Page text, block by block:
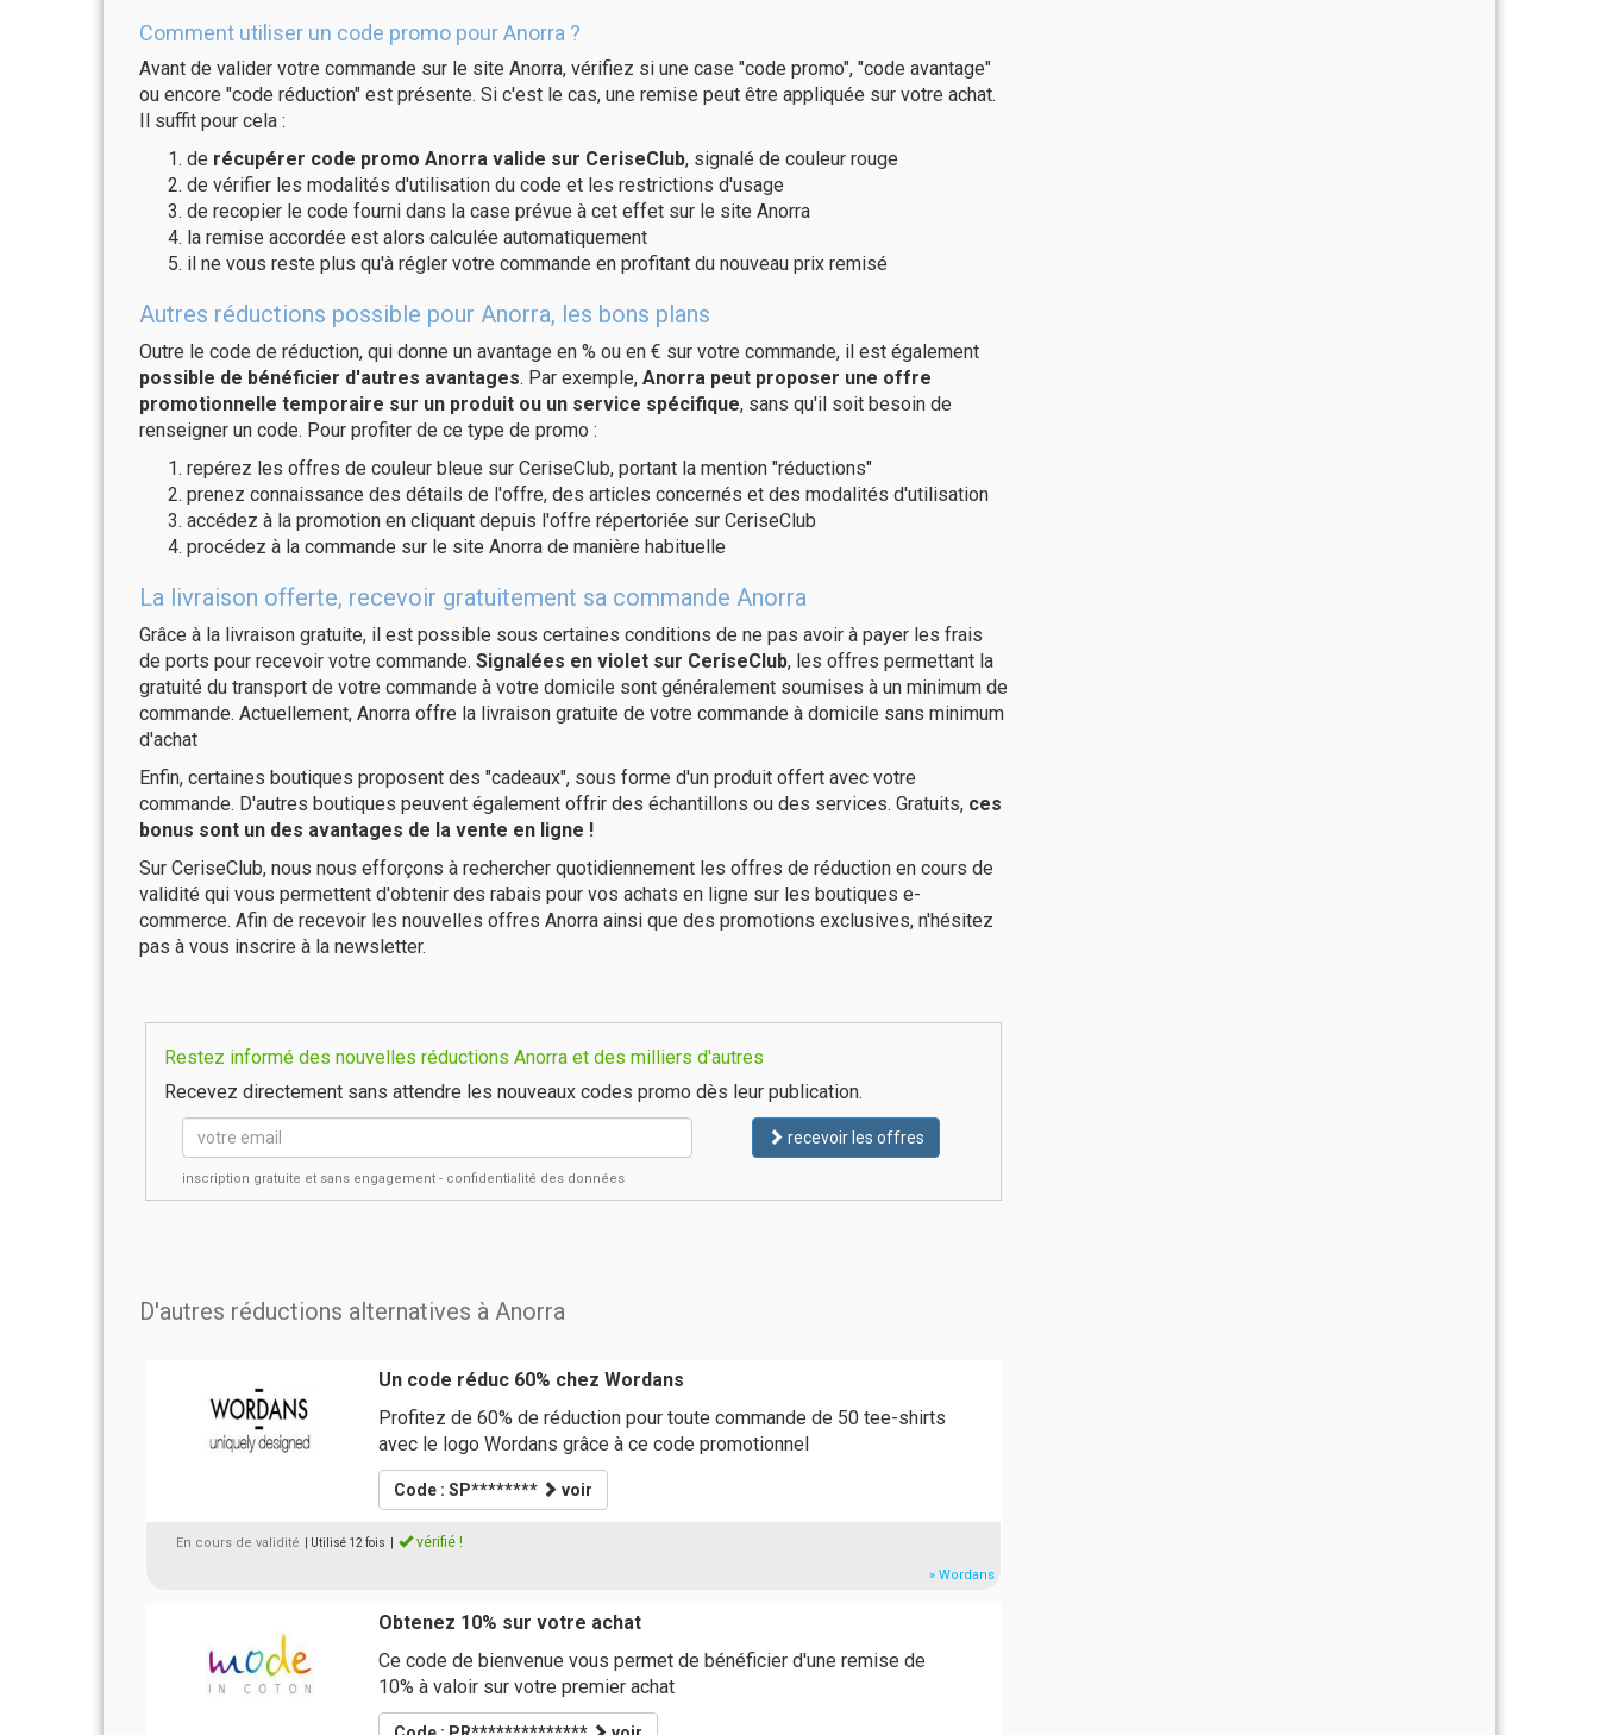
Comment utiliser un code promo pour Anorra ?
Avant de valider votre commande sur le site Anorra, vérifiez si une case "code promo", "code avantage"
ou encore "code réduction" est présente. Si c'est le cas, une remise peut être appliquée sur votre achat.
Il suffit pour cela :
de récupérer code promo Anorra valide sur CeriseClub, signalé de couleur rouge
de vérifier les modalités d'utilisation du code et les restrictions d'usage
de recopier le code fourni dans la case prévue à cet effet sur le site Anorra
la remise accordée est alors calculée automatiquement
il ne vous reste plus qu'à régler votre commande en profitant du nouveau prix remisé
Autres réductions possible pour Anorra, les bons plans
Outre le code de réduction, qui donne un avantage en % ou en € sur votre commande, il est également
possible de bénéficier d'autres avantages. Par exemple, Anorra peut proposer une offre
promotionnelle temporaire sur un produit ou un service spécifique, sans qu'il soit besoin de
renseigner un code. Pour profiter de ce type de promo :
repérez les offres de couleur bleue sur CeriseClub, portant la mention "réductions"
prenez connaissance des détails de l'offre, des articles concernés et des modalités d'utilisation
accédez à la promotion en cliquant depuis l'offre répertoriée sur CeriseClub
procédez à la commande sur le site Anorra de manière habituelle
La livraison offerte, recevoir gratuitement sa commande Anorra
Grâce à la livraison gratuite, il est possible sous certaines conditions de ne pas avoir à payer les frais
de ports pour recevoir votre commande. Signalées en violet sur CeriseClub, les offres permettant la
gratuité du transport de votre commande à votre domicile sont généralement soumises à un minimum de
commande. Actuellement, Anorra offre la livraison gratuite de votre commande à domicile sans minimum
d'achat
Enfin, certaines boutiques proposent des "cadeaux", sous forme d'un produit offert avec votre
commande. D'autres boutiques peuvent également offrir des échantillons ou des services. Gratuits, ces
bonus sont un des avantages de la vente en ligne !
Sur CeriseClub, nous nous efforçons à rechercher quotidiennement les offres de réduction en cours de
validité qui vous permettent d'obtenir des rabais pour vos achats en ligne sur les boutiques e-
commerce. Afin de recevoir les nouvelles offres Anorra ainsi que des promotions exclusives, n'hésitez
pas à vous inscrire à la newsletter.
Restez informé des nouvelles réductions Anorra et des milliers d'autres
Recevez directement sans attendre les nouveaux codes promo dès leur publication.
recevoir les offres
inscription gratuite et sans engagement - confidentialité des données
D'autres réductions alternatives à Anorra
Un code réduc 60% chez Wordans
Profitez de 60% de réduction pour toute commande de 50 tee-shirts
avec le logo Wordans grâce à ce code promotionnel
Code : SP******** voir
En cours de validité | Utilisé 12 fois vérifié !
» Wordans
Obtenez 10% sur votre achat
Ce code de bienvenue vous permet de bénéficier d'une remise de
10% à valoir sur votre premier achat